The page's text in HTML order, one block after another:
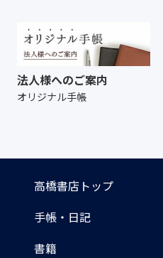
法人様へのご案内
オリジナル手帳
高橋書店トップ
手帳・日記
書籍